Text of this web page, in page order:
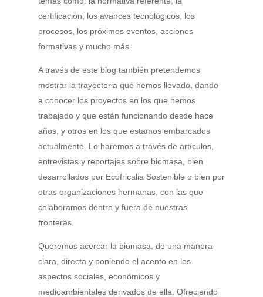
certificación, los avances tecnológicos, los
procesos, los próximos eventos, acciones
formativas y mucho más.
A través de este blog también pretendemos
mostrar la trayectoria que hemos llevado, dando
a conocer los proyectos en los que hemos
trabajado y que están funcionando desde hace
años, y otros en los que estamos embarcados
actualmente. Lo haremos a través de artículos,
entrevistas y reportajes sobre biomasa, bien
desarrollados por Ecofricalia Sostenible o bien por
otras organizaciones hermanas, con las que
colaboramos dentro y fuera de nuestras
fronteras.
Queremos acercar la biomasa, de una manera
clara, directa y poniendo el acento en los
aspectos sociales, económicos y
medioambientales derivados de ella. Ofreciendo